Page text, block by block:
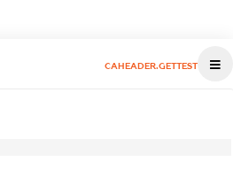
CAHEADER.GETTEST